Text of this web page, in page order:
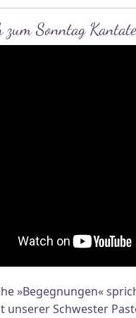
zum Sonntag
»Begegnungen«
unserer Schwester